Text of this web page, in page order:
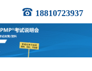
18810723937